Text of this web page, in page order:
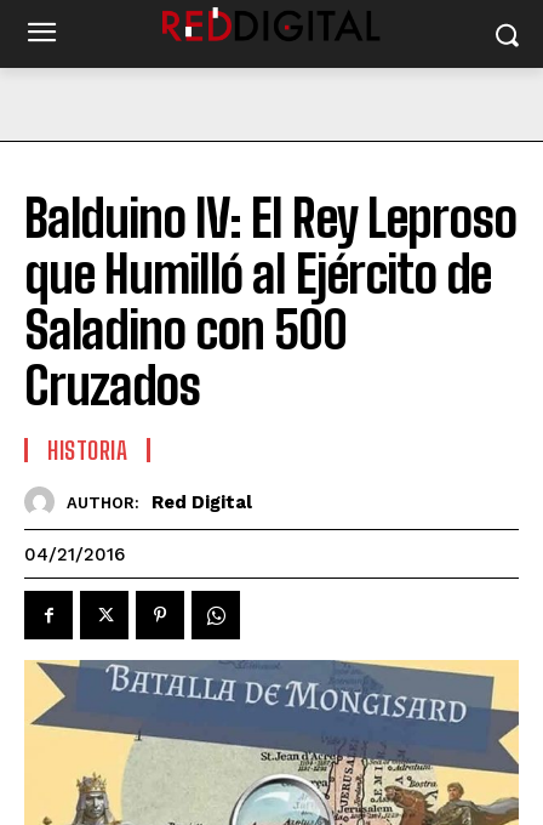
Balduino IV: El Rey Leproso
que Humilló al Ejército de
Saladino con 500
Cruzados
HISTORIA
AUTHOR: Red Digital
04/21/2016